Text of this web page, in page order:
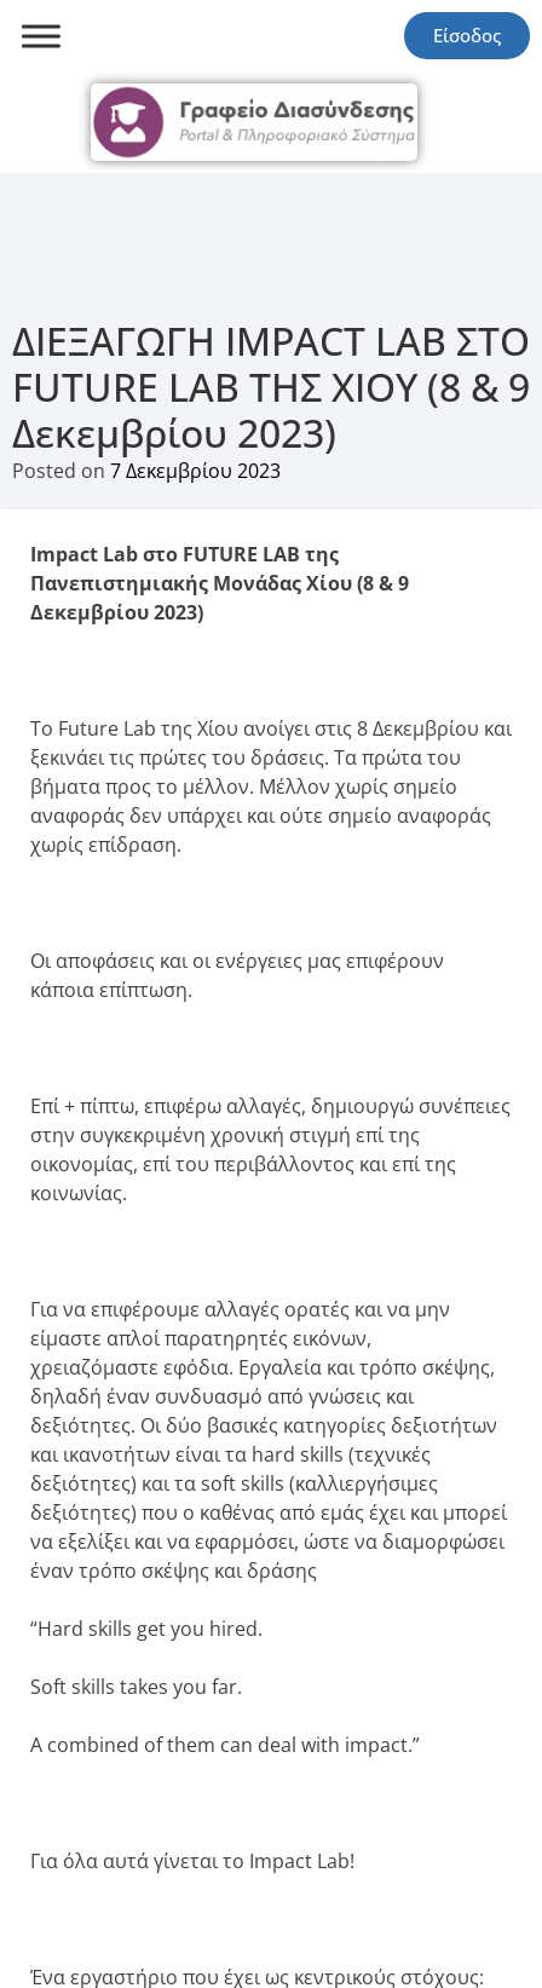
Είσοδος
ΔΙΕΞΑΓΩΓΗ IMPACT LAB ΣΤΟ
FUTURE LAB ΤΗΣ ΧΙΟΥ (8 & 9
Δεκεμβρίου 2023)
Posted on 7 Δεκεμβρίου 2023
Impact Labστο FUTURE LAB της
Πανεπιστημιακής Μονάδας Χίου (8 & 9
Δεκεμβρίου 2023)
Το Future Lab της Χίου ανοίγει στις 8 Δεκεμβρίου και
ξεκινάει τις πρώτες του δράσεις. Τα πρώτα του
βήματα προς το μέλλον. Μέλλον χωρίς σημείο
αναφοράς δεν υπάρχει και ούτε σημείο αναφοράς
χωρίς επίδραση.
Οι αποφάσεις και οι ενέργειες μας επιφέρουν
κάποια επίπτωση.
Επί + πίπτω, επιφέρω αλλαγές, δημιουργώ συνέπειες
στην συγκεκριμένη χρονική στιγμή επί της
οικονομίας, επί του περιβάλλοντος και επί της
κοινωνίας.
Για να επιφέρουμε αλλαγές ορατές και να μην
είμαστε απλοί παρατηρητές εικόνων,
χρειαζόμαστε εφόδια. Εργαλεία και τρόπο σκέψης,
δηλαδή έναν συνδυασμό από γνώσεις και
δεξιότητες. Οι δύο βασικές κατηγορίες δεξιοτήτων
και ικανοτήτων είναι τα hard skills (τεχνικές
δεξιότητες) και τα soft skills (καλλιεργήσιμες
δεξιότητες) που ο καθένας από εμάς έχει και μπορεί
να εξελίξει και να εφαρμόσει, ώστε να διαμορφώσει
έναν τρόπο σκέψης και δράσης
“Hard skills get you hired.
Soft skills takes you far.
A combined of them can deal with impact.”
Για όλα αυτά γίνεται το Impact Lab!
Ένα εργαστήριο που έχει ως κεντρικούς στόχους: